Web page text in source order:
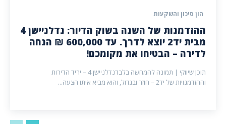
הון סיכון והשקעות
ההזדמנות של השנה בשוק הדיור: נדלניישן 4
מבית יד2 יוצא לדרך. עד 600,000 ₪ הנחה
לדירה – הבטיחו את מקומכם!
תוכן שיווקי | תמונה להמחשה בלבדנדלניישן 4 – יריד הדירות
וההזדמנויות של יד2 – חוזר ובגדול, והוא מביא איתו הצעה...